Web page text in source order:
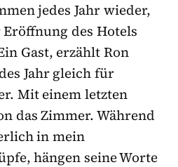
jedes Jahr wieder,
des Hotels
Gast, erzählt Ron
Jahr gleich für
Mit einem letzten
das Zimmer. Während
in mein
hängen seine Worte